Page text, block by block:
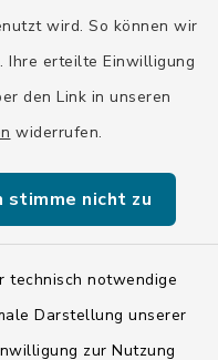
wird. So können wir
Ihre erteilte Einwilligung
den Link in unseren
widerrufen.
stimme nicht zu
technisch notwendige
Darstellung unserer
zur Nutzung